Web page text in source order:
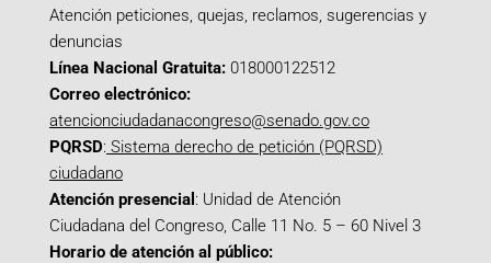
Atención peticiones, quejas, reclamos, sugerencias y
denuncias
Línea Nacional Gratuita: 018000122512
Correo electrónico:
atencionciudadanacongreso@senado.gov.co
PQRSD: Sistema derecho de petición (PQRSD)
ciudadano
Atención presencial : Unidad de Atención
Ciudadana del Congreso, Calle 11 No. 5 – 60 Nivel 3
Horario de atención al público: